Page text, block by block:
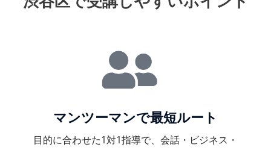
マンツーマンで最短ルート
目的に合わせた1対1指導で、会話・ビジネス・